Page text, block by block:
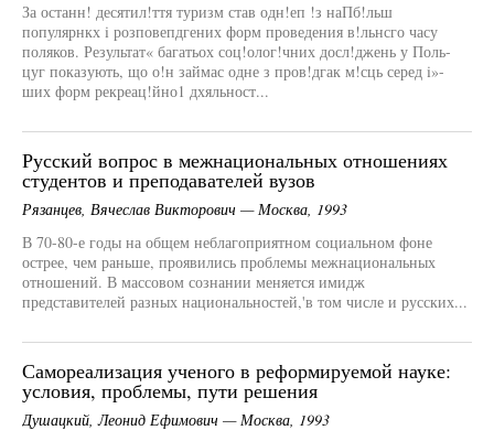
За останн! десятил!ття туризм став одн!еп !з наПб!льш
популярнкх i розповепдгених форм проведения в!льнсго часу
поляков. Результат« багатьох соц!олог!чних досл!джень у Поль-
цуг показують, що о!н займас одне з пров!дгак м!сць серед i»-
ших форм рекреац!йно1 дхяльност...
Русский вопрос в межнациональных отношениях
студентов и преподавателей вузов
Рязанцев, Вячеслав Викторович — Москва, 1993
В 70-80-е годы на общем неблагоприятном социальном фоне
острее, чем раньше, проявились проблемы межнациональных
отношений. В массовом сознании меняется имидж
представителей разных национальностей,'в том числе и русских...
Самореализация ученого в реформируемой науке:
условия, проблемы, пути решения
Душацкий, Леонид Ефимович — Москва, 1993